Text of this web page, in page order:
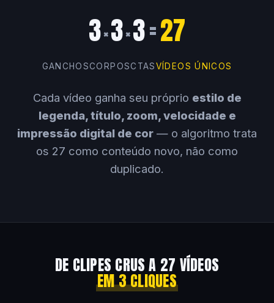
3×3×3=27
GANCHOSCORPOSCTASVÍDEOS ÚNICOS
Cada vídeo ganha seu próprio estilo de
legenda, título, zoom, velocidade e
impressão digital de cor — o algoritmo trata
os 27 como conteúdo novo, não como
duplicado.
DE CLIPES CRUS A 27 VÍDEOS
EM 3 CLIQUES